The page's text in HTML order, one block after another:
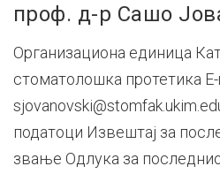
проф. д-р Сашо
Организациона единица
стоматолошка протетика E-
податоци Извештај за
звање Одлука за